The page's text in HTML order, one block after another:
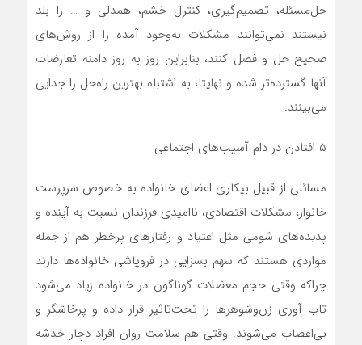
حل‌مسئله، تصمیم‌گیری، کنترل خشم، همدلی و … را بلد
نیستند نمی‌توانند مشکلات به‌وجود آمده را از روش‌های
صحیح حل و فصل کنند، بنابراین روز به روز دامنه تعارضات
آنها گسترده‌تر شده و نهایتا، به اشتباه بهترین راه‌حل را جدایی
می‌بینند.
۵ افتادن در دام آسیب‌های اجتماعی
مسائلی از قبیل بیکاری اعضای خانواده به خصوص سرپرست
خانوار، مشکلات اقتصادی، ناامیدی فرزندان نسبت به آینده و
پدیده‌های شومی مثل اعتیاد و رفتار‌های پرخطر هم از جمله
مواردی هستند که سهم بسزایی در فروپاشی خانواده‌ها دارند
چراکه وقتی حجم معضلات گوناگون در خانواده زیاد می‌شود
تاب آوری زن‌و‌شوهر‌ها را تحت‌تاثیر قرار داده و پرخاشگر و
بی‌اعصاب می‌شوند. وقتی هم سلامت روان افراد دچار خدشه